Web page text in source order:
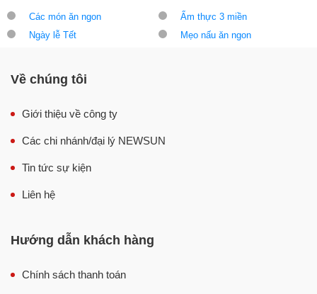
Các món ăn ngon
Ẩm thực 3 miền
Ngày lễ Tết
Mẹo nấu ăn ngon
Về chúng tôi
Giới thiệu về công ty
Các chi nhánh/đại lý NEWSUN
Tin tức sự kiện
Liên hệ
Hướng dẫn khách hàng
Chính sách thanh toán